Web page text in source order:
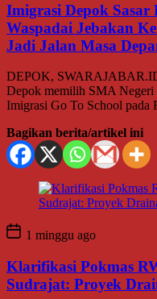
Imigrasi Depok
Waspadai Jebakan
Jadi Jalan Masa
DEPOK,
Depok memilih SMA Negeri
Imigrasi Go To School
Bagikan berita/artikel ini
1 minggu ago
Klarifikasi Pokmas
Sudrajat: Proyek